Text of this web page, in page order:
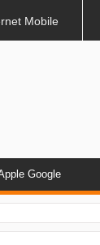
Google
Mobile